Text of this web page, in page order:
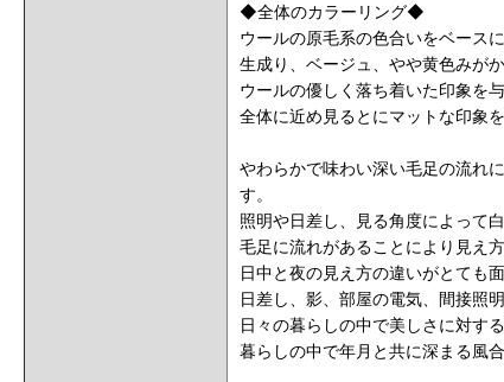
◆全体のカラーリング◆
ウールの原毛系の色合いをベース
生成り、ベージュ、やや黄色みが
ウールの優しく落ち着いた印象を与
全体に近め見るとにマットな印象
やわらかで味わい深い毛足の流れ
す。
照明や日差し、見る角度によって
毛足に流れがあることにより見え
日中と夜の見え方の違いがとても
日差し、影、部屋の電気、間接照
日々の暮らしの中で美しさに対す
暮らしの中で年月と共に深まる風